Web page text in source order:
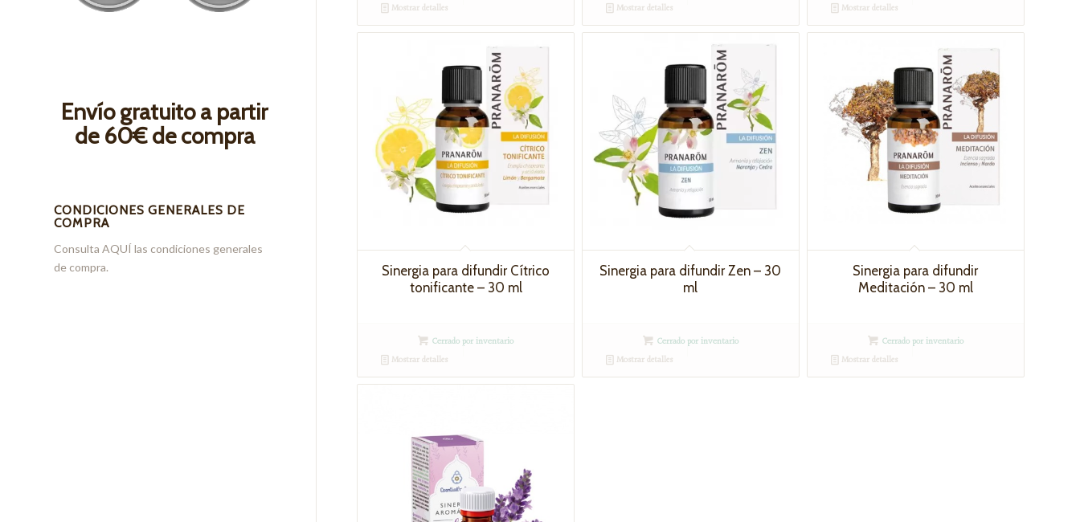
Mostrar detalles
Mostrar detalles
Mostrar detalles
Sinergia para difundir Cítrico
tonificante – 30 ml
Cerrado por inventario
Mostrar detalles
Sinergia para difundir Zen – 30
ml
Cerrado por inventario
Mostrar detalles
Sinergia para difundir
Meditación – 30 ml
Cerrado por inventario
Mostrar detalles
Envío gratuito a partir
de 60€ de compra
CONDICIONES GENERALES DE
COMPRA
Consulta AQUÍlas condiciones generales
de compra.